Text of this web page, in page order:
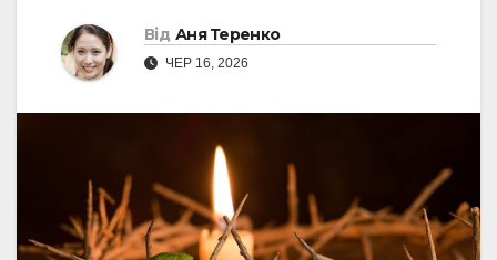
Від Аня Теренко
ЧЕР 16, 2026